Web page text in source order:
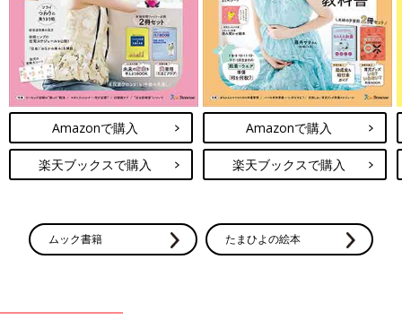
Amazonで購入
楽天ブックスで購入
Amazonで購入
楽天ブックスで購入
ムック書籍 たまひよの絵本